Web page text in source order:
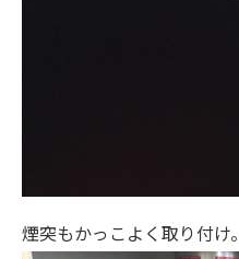
煙突もかっこよく取り付け。